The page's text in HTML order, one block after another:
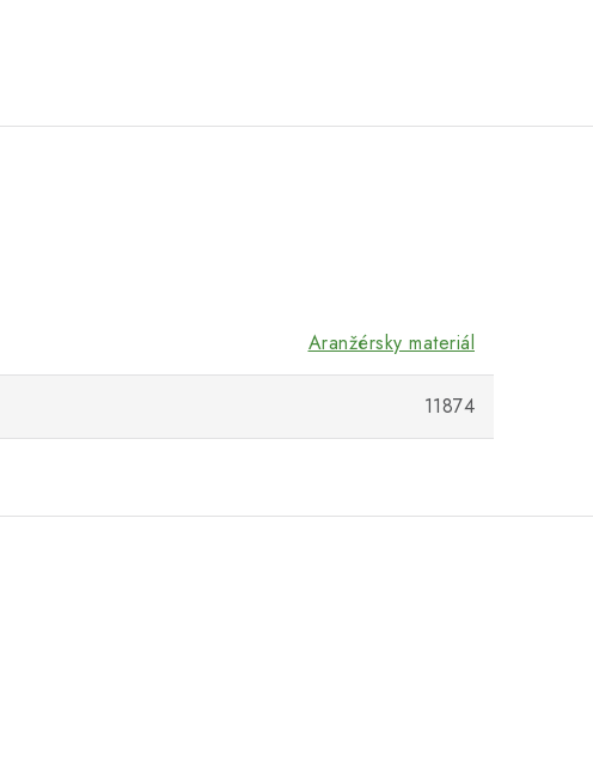
Aranžérsky materiál
11874